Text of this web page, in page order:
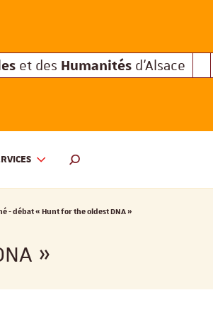
et des Humanités d'Alsace
| MISHA SEARCH ENGINE
- débat « Hunt for the oldest DNA »
»